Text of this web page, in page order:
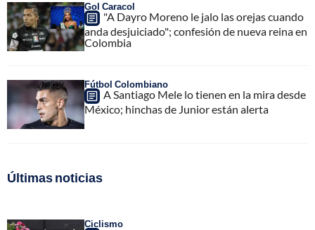
Gol Caracol
"A Dayro Moreno le jalo las orejas cuando
anda desjuiciado"; confesión de nueva reina en
Colombia
Fútbol Colombiano
A Santiago Mele lo tienen en la mira desde
México; hinchas de Junior están alerta
Últimas noticias
Ciclismo